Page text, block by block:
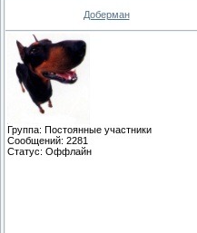
Доберман
Группа: Постоянные участники
Сообщений: 2281
Статус: Оффлайн